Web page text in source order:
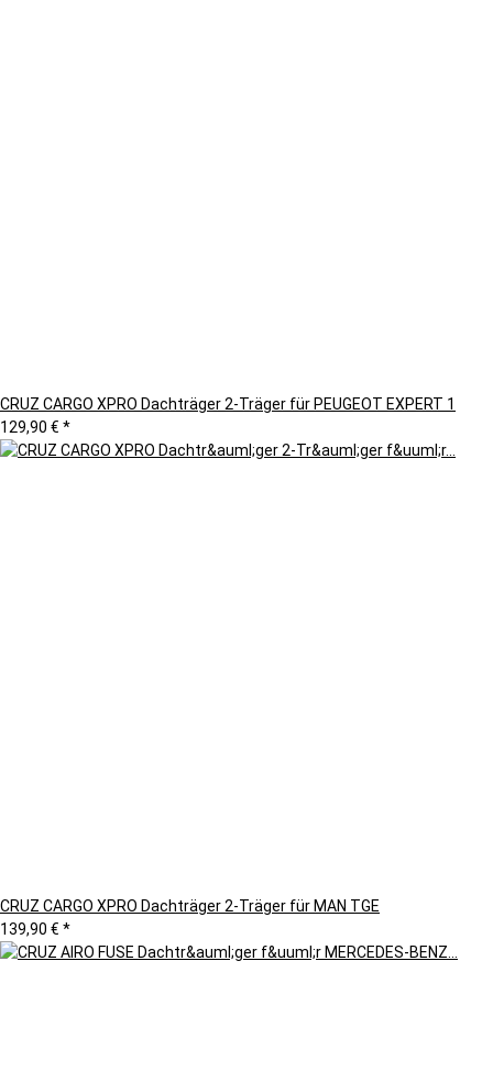
CRUZ CARGO XPRO Dachträger 2-Träger für PEUGEOT EXPERT 1
129,90 € *
CRUZ CARGO XPRO Dachträger 2-Träger für MAN TGE
139,90 € *